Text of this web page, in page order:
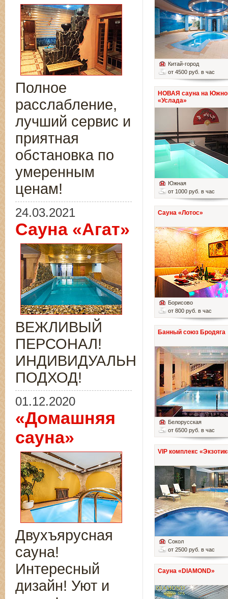
Китай-город
от 4500 руб. в час
НОВАЯ сауна на
«Услада»
Южная
от 1000 руб. в час
Сауна «Лотос»
Борисово
от 800 руб. в час
Банный союз Бродяга
Белорусская
от 6500 руб. в час
VIP комплекс
Сокол
от 2500 руб. в час
Сауна «DIAMOND»
Полное
расслабление,
лучший сервис и
приятная
обстановка по
умеренным
ценам!
24.03.2021
Сауна «Агат»
ВЕЖЛИВЫЙ
ПЕРСОНАЛ!
ИНДИВИДУАЛЬНЫЙ
ПОДХОД!
01.12.2020
«Домашняя
сауна»
Двухъярусная
сауна!
Интересный
дизайн! Уют и